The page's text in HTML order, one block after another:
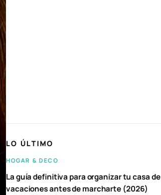
LO ÚLTIMO
HOGAR & DECO
La guía definitiva para organizar tu casa de
vacaciones antes de marcharte (2026)